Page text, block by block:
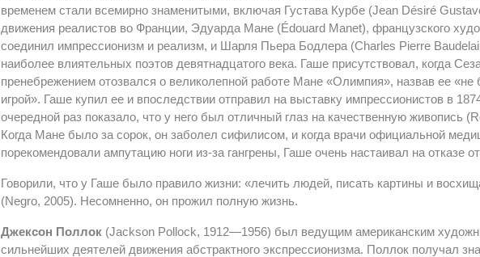
временем стали всемирно знаменитыми, включая Густава Курбе (Jean Désiré
движения реалистов во Франции, Эдуарда Мане (Édouard Manet), французского
соединил импрессионизм и реализм, и Шарля Пьера Бодлера (Charles Pierre
наиболее влиятельных поэтов девятнадцатого века. Гаше присутствовал, когда
пренебрежением отозвался о великолепной работе Мане «Олимпия», назвав ее «не
игрой». Гаше купил ее и впоследствии отправил на выставку импрессионистов в
очередной раз показало, что у него был отличный глаз на качественную живопись
Когда Мане было за сорок, он заболел сифилисом, и когда врачи официальной
порекомендовали ампутацию ноги из-за гангрены, Гаше очень настаивал на отказе
Говорили, что у Гаше было правило жизни: «лечить людей, писать картины и
(Negro, 2005). Несомненно, он прожил полную жизнь.
Джексон Поллок (Jackson Pollock, 1912—1956) был ведущим американским
сильнейших деятелей движения абстрактного экспрессионизма. Поллок получал